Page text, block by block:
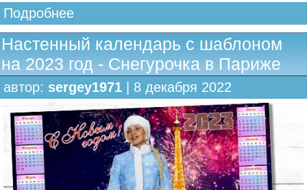
Подробнее
Настенный календарь с шаблоном
на 2023 год - Снегурочка в Париже
автор: sergey1971 | 8 декабря 2022